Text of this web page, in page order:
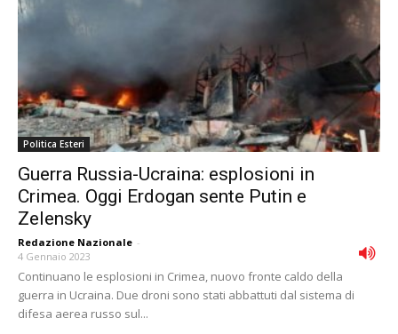
Politica Esteri
Guerra Russia-Ucraina: esplosioni in
Crimea. Oggi Erdogan sente Putin e
Zelensky
Redazione Nazionale -
4 Gennaio 2023
Continuano le esplosioni in Crimea, nuovo fronte caldo della
guerra in Ucraina. Due droni sono stati abbattuti dal sistema di
difesa aerea russo sul...